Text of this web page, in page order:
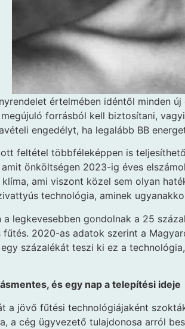
értelmében idéntől minden
forrásból kell biztosítani,
engedélyt, ha legalább BB
feltétel többféleképpen is
amit önköltségen 2023-ig éves
ami viszont közel sem olyan
technológia, aminek
a legkevesebben gondolnak a 25
fűtés. 2020-as adatok szerint a
százalékát teszi ki ez a
és egy nap a telepítési ideje
a jövő fűtési technológiájaként
a cég ügyvezető tulajdonosa arról